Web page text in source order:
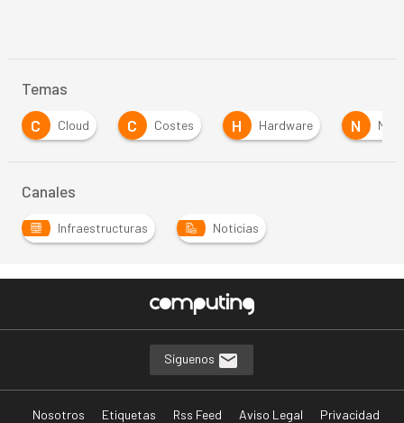
Temas
C
Cloud C Costes H Hardware N
Canales
Infraestructuras Noticias
Síguenos
Nosotros Etiquetas Rss Feed Aviso Legal
Privacidad